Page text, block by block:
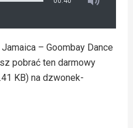
– Goombay Dance
pobrać ten darmowy
KB) na dzwonek-